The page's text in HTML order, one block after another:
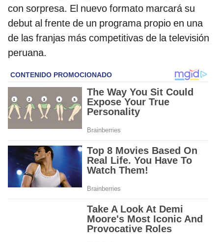
con sorpresa. El nuevo formato marcará su
debut al frente de un programa propio en una
de las franjas más competitivas de la televisión
peruana.